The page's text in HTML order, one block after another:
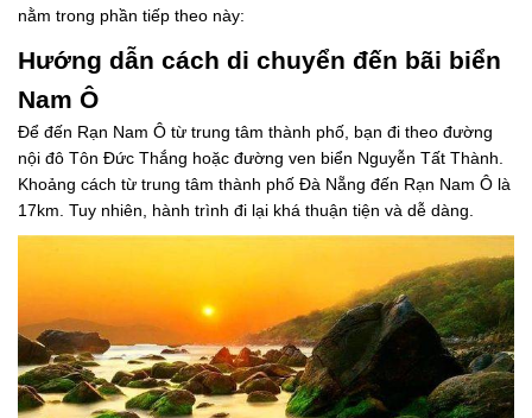
nằm trong phần tiếp theo này:
Hướng dẫn cách di chuyển đến bãi biển
Nam Ô
Để đến Rạn Nam Ô từ trung tâm thành phố, bạn đi theo đường
nội đô Tôn Đức Thắng hoặc đường ven biển Nguyễn Tất Thành.
Khoảng cách từ trung tâm thành phố Đà Nẵng đến Rạn Nam Ô là
17km. Tuy nhiên, hành trình đi lại khá thuận tiện và dễ dàng.